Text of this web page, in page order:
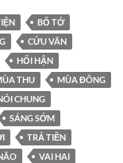
BỐ TỚ
CỨU VÃN
HỐI HẬN
THU
MÙA ĐÔNG
CHUNG
SÁNG SỚM
TRẢ TIỀN
VAI HAI